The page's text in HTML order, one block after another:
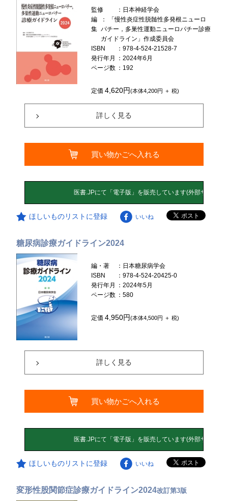
監修
：日本神経学会
編
集
： 「慢性炎症性脱髄性多発根ニューロ
パチー，多巣性運動ニューロパチー診療
ガイドライン」作成委員会
ISBN
：978-4-524-21528-7
発行年月
：2024年6月
ページ数 ：192
定価4,620円(本体4,200円 ＋ 税)
詳しく見る
買い物かごへ入れる
ほしいものリストに登録 いいね
糖尿病診療ガイドライン2024
編・著
：日本糖尿病学会
ISBN
：978-4-524-20425-0
発行年月
：2024年5月
ページ数 ：580
定価4,950円(本体4,500円 ＋ 税)
詳しく見る
買い物かごへ入れる
ほしいものリストに登録 いいね
変形性股関節症診療ガイドライン2024改訂第3版